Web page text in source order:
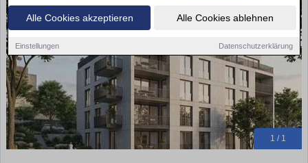
Alle Cookies akzeptieren Alle Cookies ablehnen
Einstellungen Datenschutzerklärung
1 / 1